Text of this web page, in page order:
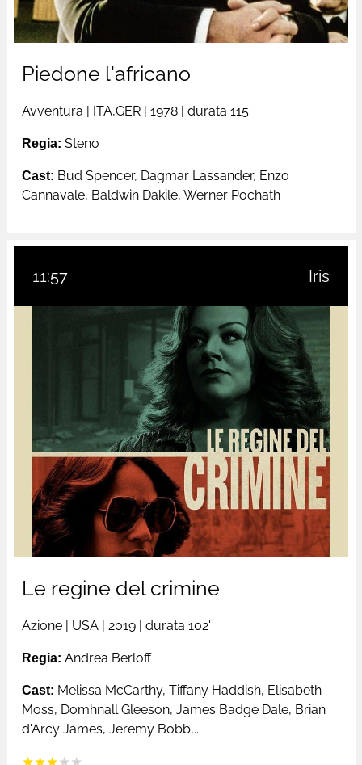
Piedone l'africano
Avventura | ITA,GER | 1978 | durata 115'
Regia: Steno
Cast: Bud Spencer, Dagmar Lassander, Enzo
Cannavale, Baldwin Dakile, Werner Pochath
11:57 Iris
Le regine del crimine
Azione | USA | 2019 | durata 102'
Regia: Andrea Berloff
Cast: Melissa McCarthy, Tiffany Haddish, Elisabeth
Moss, Domhnall Gleeson, James Badge Dale, Brian
d'Arcy James, Jeremy Bobb,...
★★★★ ★